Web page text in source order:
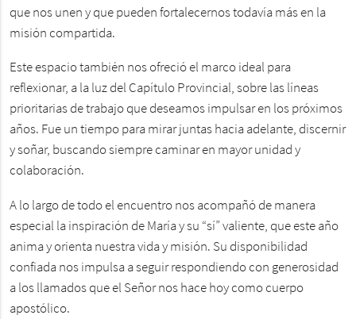
que nos unen y que pueden fortalecernos todavía más en la
misión compartida.
Este espacio también nos ofreció el marco ideal para
reflexionar, a la luz del Capítulo Provincial, sobre las líneas
prioritarias de trabajo que deseamos impulsar en los próximos
años. Fue un tiempo para mirar juntas hacia adelante, discernir
y soñar, buscando siempre caminar en mayor unidad y
colaboración.
A lo largo de todo el encuentro nos acompañó de manera
especial la inspiración de María y su “sí” valiente, que este año
anima y orienta nuestra vida y misión. Su disponibilidad
confiada nos impulsa a seguir respondiendo con generosidad
a los llamados que el Señor nos hace hoy como cuerpo
apostólico.